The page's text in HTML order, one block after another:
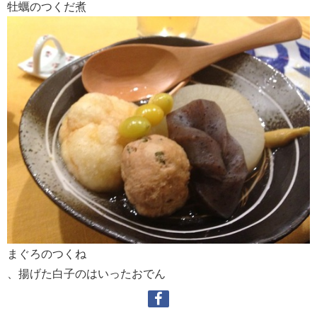
牡蠣のつくだ煮
まぐろのつくね
、揚げた白子のはいったおでん